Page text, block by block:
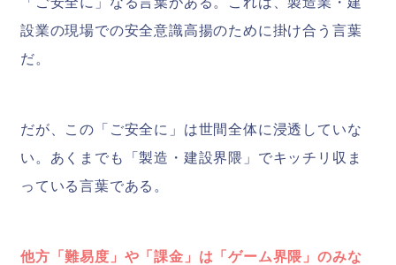
設業の現場での安全意識高揚のために掛け合う言葉
だ。
だが、この「ご安全に」は世間全体に浸透していな
い。あくまでも「製造・建設界隈」でキッチリ収ま
っている言葉である。
他方「難易度」や「課金」は「ゲーム界隈」のみな